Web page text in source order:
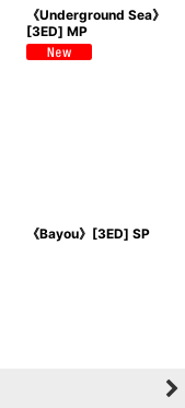
《Underground Sea》
[3ED] MP
《Bayou》[3ED] SP